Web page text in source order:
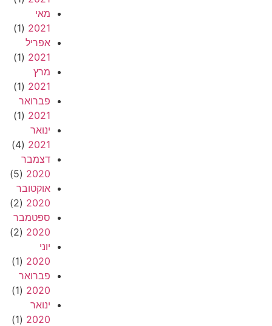
מאי
2021
(1)
אפריל
2021
(1)
מרץ
2021
(1)
פברואר
2021
(1)
ינואר
2021
(4)
דצמבר
2020
(5)
אוקטובר
2020
(2)
ספטמבר
2020
(2)
יוני
2020
(1)
פברואר
2020
(1)
ינואר
2020
(1)